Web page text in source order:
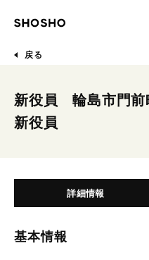
戻る
新役員 輪島市門前
新役員
詳細情報
基本情報